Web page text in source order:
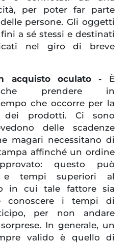
per poter far parte
persone. Gli oggetti
a sé stessi e destinati
nel giro di breve
acquisto oculato - È
prendere in
che occorre per la
dei prodotti. Ci sono
delle scadenze
magari necessitano di
affinché un ordine
questo può
e tempi superiori al
in cui tale fattore sia
conoscere i tempi di
per non andare
In generale, un
valido è quello di